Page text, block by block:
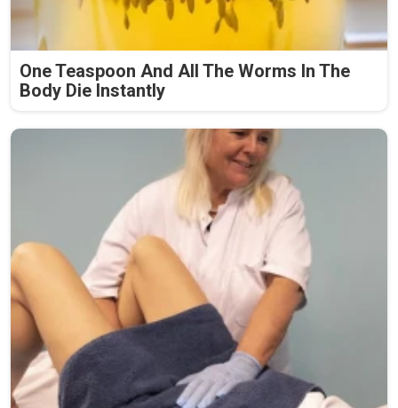
One Teaspoon And All The Worms In The
Body Die Instantly